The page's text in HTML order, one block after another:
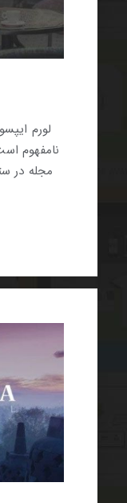
لورم
نامفهوم
مجله در